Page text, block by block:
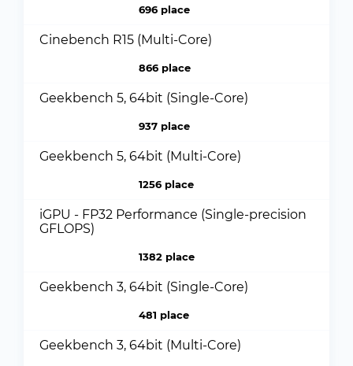
696 place
Cinebench R15 (Multi-Core)
866 place
Geekbench 5, 64bit (Single-Core)
937 place
Geekbench 5, 64bit (Multi-Core)
1256 place
iGPU - FP32 Performance (Single-precision
GFLOPS)
1382 place
Geekbench 3, 64bit (Single-Core)
481 place
Geekbench 3, 64bit (Multi-Core)